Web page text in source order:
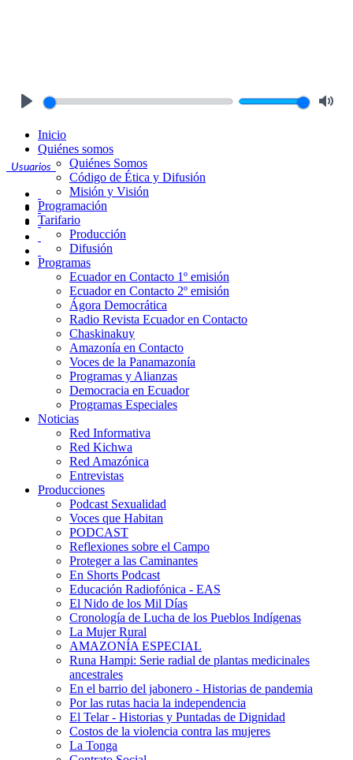
Usuarios
Inicio
Quiénes somos
Quiénes Somos
Código de Ética y Difusión
Misión y Visión
Programación
Tarifario
Producción
Difusión
Programas
Ecuador en Contacto 1º emisión
Ecuador en Contacto 2º emisión
Ágora Democrática
Radio Revista Ecuador en Contacto
Chaskinakuy
Amazonía en Contacto
Voces de la Panamazonía
Programas y Alianzas
Democracia en Ecuador
Programas Especiales
Noticias
Red Informativa
Red Kichwa
Red Amazónica
Entrevistas
Producciones
Podcast Sexualidad
Voces que Habitan
PODCAST
Reflexiones sobre el Campo
Proteger a las Caminantes
En Shorts Podcast
Educación Radiofónica - EAS
El Nido de los Mil Días
Cronología de Lucha de los Pueblos Indígenas
La Mujer Rural
AMAZONÍA ESPECIAL
Runa Hampi: Serie radial de plantas medicinales
ancestrales
En el barrio del jabonero - Historias de pandemia
Por las rutas hacia la independencia
El Telar - Historias y Puntadas de Dignidad
Costos de la violencia contra las mujeres
La Tonga